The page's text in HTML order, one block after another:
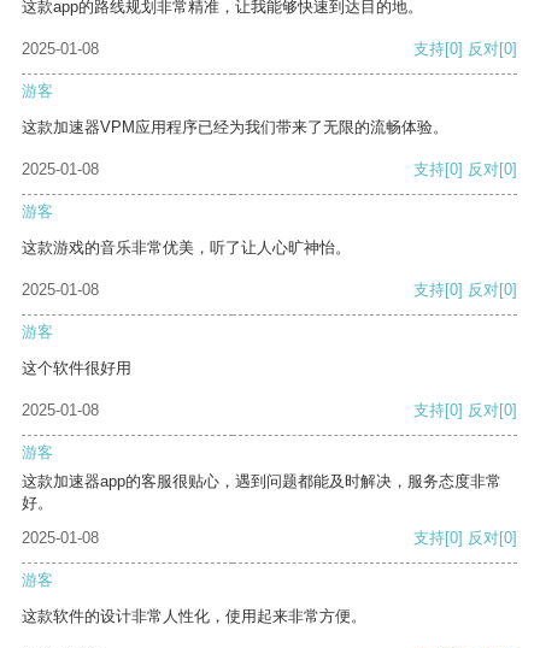
这款app的路线规划非常精准，让我能够快速到达目的地。
2025-01-08 支持[0] 反对[0]
游客
这款加速器VPM应用程序已经为我们带来了无限的流畅体验。
2025-01-08 支持[0] 反对[0]
游客
这款游戏的音乐非常优美，听了让人心旷神怡。
2025-01-08 支持[0] 反对[0]
游客
这个软件很好用
2025-01-08 支持[0] 反对[0]
游客
这款加速器app的客服很贴心，遇到问题都能及时解决，服务态度非常
好。
2025-01-08
支持[0] 反对[0]
游客
这款软件的设计非常人性化，使用起来非常方便。